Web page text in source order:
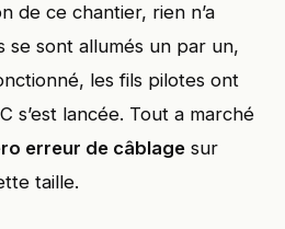
de ce chantier, rien n’a
se sont allumés un par un,
les fils pilotes ont
s’est lancée. Tout a marché
erreur de câblagesur
taille.